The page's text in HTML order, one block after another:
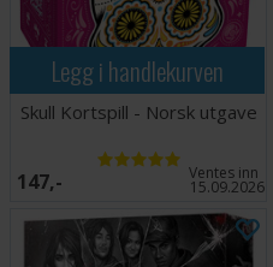
Legg i handlekurven
Skull Kortspill - Norsk utgave
147,- Ventes inn
15.09.2026